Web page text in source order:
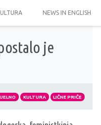
NEWS IN ENGLISH
je
KULTURA LIČNE PRIČE